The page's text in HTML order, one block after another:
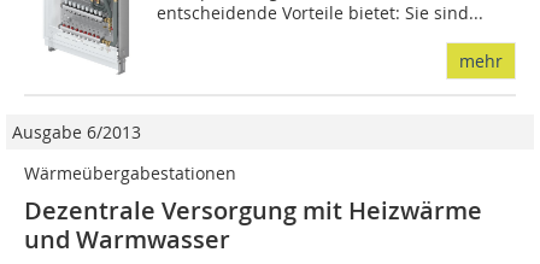
entscheidende Vorteile bietet: Sie sind...
mehr
Ausgabe 6/2013
Wärmeübergabestationen
Dezentrale Versorgung mit Heizwärme
und Warmwasser